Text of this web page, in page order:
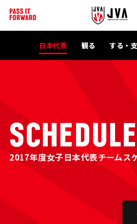
日本代表 観る する・
SCHEDULE
2017年度女子日本代表チームス